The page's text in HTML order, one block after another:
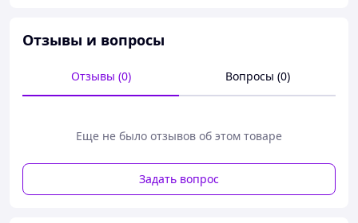
соблазнительный элемент
выполнена в формате
сетчатых стрингов, что
Брендированный принт добавляет изделию
стиль. Благодаря регулируемым элементам
трусики идеально подстраиваются под фигуру.
Мягкий материал обеспечивает комфорт во
Отзывы и вопросы
Отзывы (0) Вопросы (0)
Еще не было отзывов об этом товаре
Задать вопрос